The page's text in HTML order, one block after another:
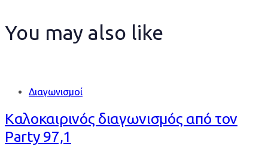
You may also like
Διαγωνισμοί
Καλοκαιρινός διαγωνισμός από τον
Party 97,1